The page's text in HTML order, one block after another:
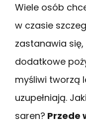
Wiele osób
w czasie
zastanawia
dodatkowe
myśliwi tworzą
uzupełniają.
saren? Przede